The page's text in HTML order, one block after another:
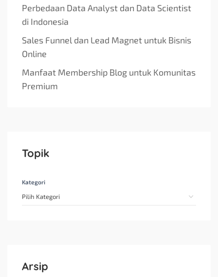
Perbedaan Data Analyst dan Data Scientist
di Indonesia
Sales Funnel dan Lead Magnet untuk Bisnis
Online
Manfaat Membership Blog untuk Komunitas
Premium
Topik
Kategori
Arsip